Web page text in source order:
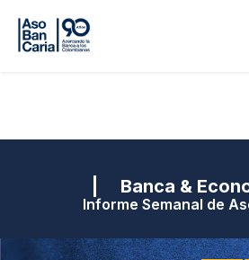
| Banca &
Informe Semanal de